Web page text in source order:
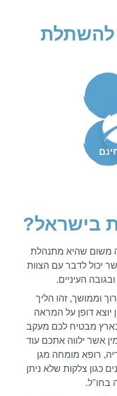
להשתלת
בישראל?
משום שהיא מתנהלת
יכול לדבר עם הצוות
העיניים.
וממושך, זהו הליך
יוצא דופן על המראה
בארץ מבטיח לכם מעקב
אשר ילווה אתכם עוד
רופא מומחה מגן
כגון צלקות שלא ניתן
בחו"ל.